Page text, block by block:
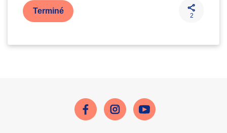
Terminé
2
FacebookInstagramYoutube